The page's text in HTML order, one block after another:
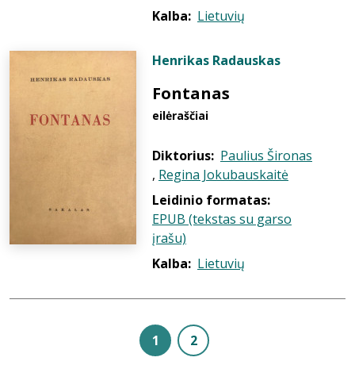
Kalba: Lietuvių
Henrikas Radauskas
Fontanas
eilėraščiai
Diktorius: Paulius Šironas
, Regina Jokubauskaitė
Leidinio formatas:
EPUB (tekstas su garso
įrašu)
Kalba: Lietuvių
1 2